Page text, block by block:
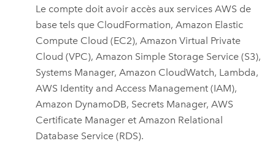
Le compte doit avoir accès aux servicesAWS de
base tels que CloudFormation,Amazon Elastic
Compute Cloud (EC2),Amazon Virtual Private
Cloud (VPC),Amazon Simple Storage Service (S3),
Systems Manager,Amazon CloudWatch, Lambda,
AWS Identity and Access Management (IAM),
Amazon DynamoDB, Secrets Manager,AWS
Certificate Manager etAmazon Relational
Database Service (RDS).